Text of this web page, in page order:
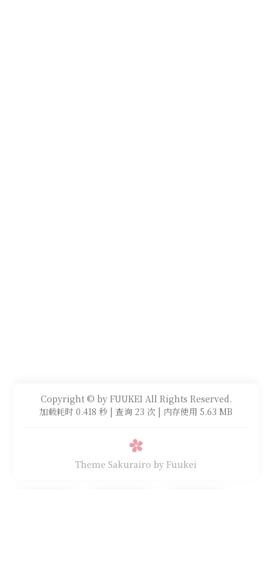
Copyright © by FUUKEI All Rights Reserved.
加载耗时 0.418 秒 | 查询 23 次 | 内存使用 5.63 MB
Theme Sakurairo by Fuukei